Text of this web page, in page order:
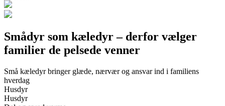
Smådyr som kæledyr – derfor vælger
familier de pelsede venner
Små kæledyr bringer glæde, nærvær og ansvar ind i familiens
hverdag
Husdyr
Husdyr